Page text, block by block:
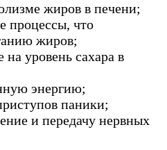
жиров в печени;
процессы, что
жиров;
уровень сахара в
энергию;
паники;
и передачу нервных